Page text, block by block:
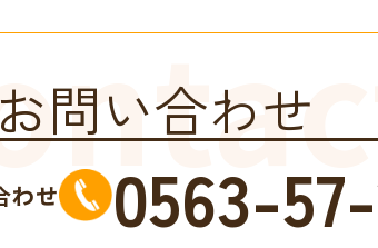
お問い合わせ
わせ 0563-